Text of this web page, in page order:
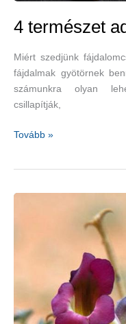
4 természet
Miért szedjünk
fájdalmak gyötörnek
számunkra olyan
csillapítják,
4
Tovább »